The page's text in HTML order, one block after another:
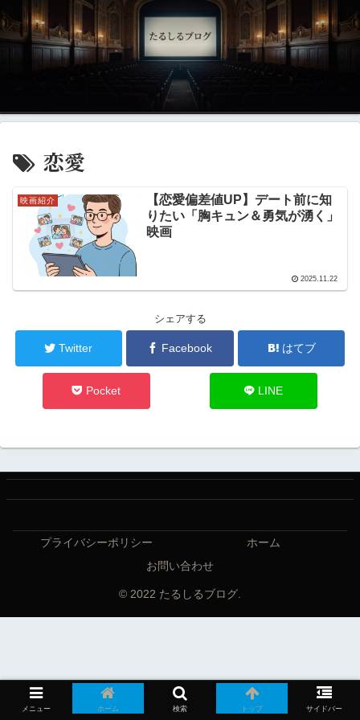
恋愛
映画紹介
【恋愛偏差値UP】デート前に知
りたい「胸キュン＆勇気が湧く」
映画
2025.11.22
シェアする
Twitter Facebook はてブ
Pocket LINE
プライバシーポリシー
ホーム
お問い合わせ
© 2022 たるしるブログ.
メニュー ホーム 検索 トップ サイドバー